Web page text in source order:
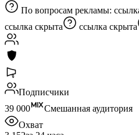
По вопросам рекламы:
ссылка скрыта
ссылка скрыта
Подписчики
39 000
Смешанная аудитория
Охват